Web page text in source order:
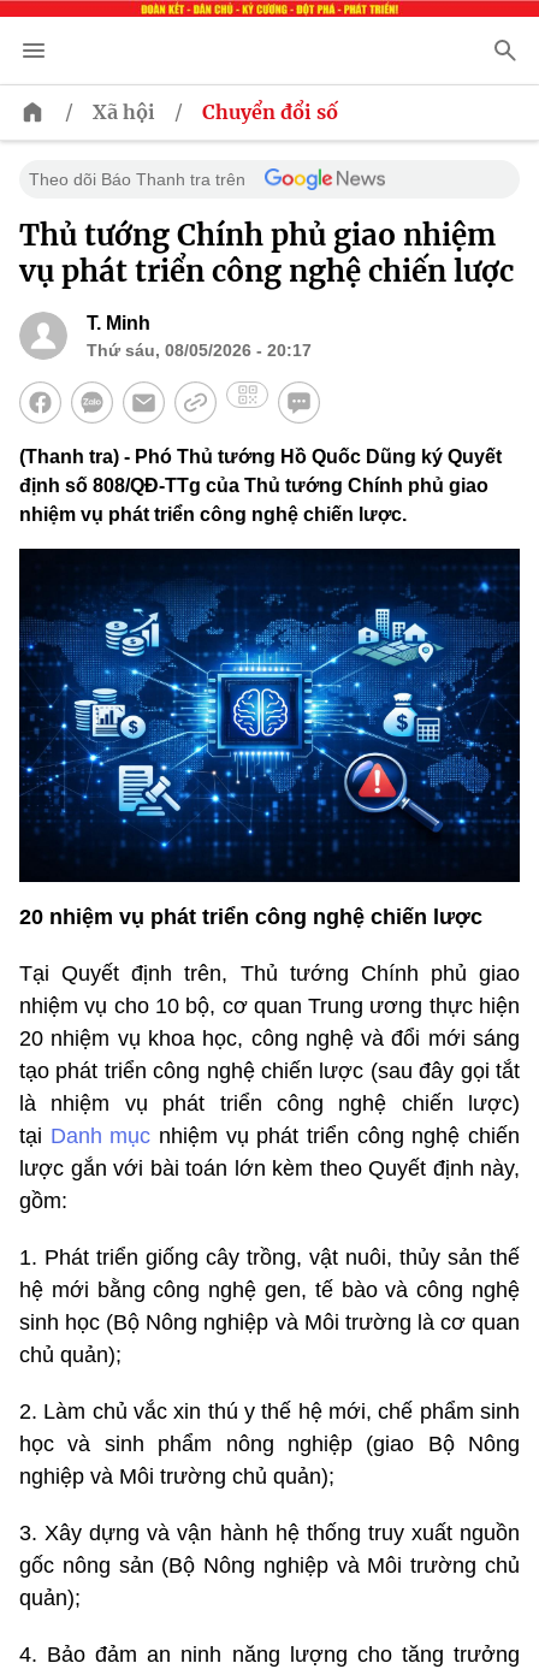
/ Xã hội / Chuyển đổi số
Theo dõi Báo Thanh tra trên
Thủ tướng Chính phủ giao nhiệm
vụ phát triển công nghệ chiến lược
T. Minh
Thứ sáu, 08/05/2026 - 20:17
(Thanh tra) - Phó Thủ tướng Hồ Quốc Dũng ký Quyết
định số 808/QĐ-TTg của Thủ tướng Chính phủ giao
nhiệm vụ phát triển công nghệ chiến lược.
20 nhiệm vụ phát triển công nghệ chiến lược
Tại Quyết định trên, Thủ tướng Chính phủ giao
nhiệm vụ cho 10 bộ, cơ quan Trung ương thực hiện
20 nhiệm vụ khoa học, công nghệ và đổi mới sáng
tạo phát triển công nghệ chiến lược (sau đây gọi tắt
là nhiệm vụ phát triển công nghệ chiến lược)
tại Danh mục nhiệm vụ phát triển công nghệ chiến
lược gắn với bài toán lớn kèm theo Quyết định này,
gồm:
1. Phát triển giống cây trồng, vật nuôi, thủy sản thế
hệ mới bằng công nghệ gen, tế bào và công nghệ
sinh học (Bộ Nông nghiệp và Môi trường là cơ quan
chủ quản);
2. Làm chủ vắc xin thú y thế hệ mới, chế phẩm sinh
học và sinh phẩm nông nghiệp (giao Bộ Nông
nghiệp và Môi trường chủ quản);
3. Xây dựng và vận hành hệ thống truy xuất nguồn
gốc nông sản (Bộ Nông nghiệp và Môi trường chủ
quản);
4. Bảo đảm an ninh năng lượng cho tăng trưởng